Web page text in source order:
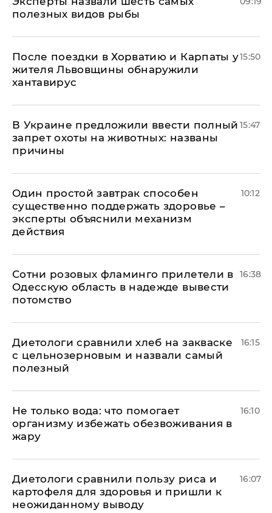
полезных видов рыбы
После поездки в Хорватию и Карпаты у
жителя Львовщины обнаружили
хантавирус
15:50
В Украине предложили ввести полный
запрет охоты на животных: названы
причины
15:47
Один простой завтрак способен
существенно поддержать здоровье –
эксперты объяснили механизм
действия
10:12
Сотни розовых фламинго прилетели в
Одесскую область в надежде вывести
потомство
16:38
Диетологи сравнили хлеб на закваске
с цельнозерновым и назвали самый
полезный
16:15
Не только вода: что помогает
организму избежать обезвоживания в
жару
16:10
Диетологи сравнили пользу риса и
картофеля для здоровья и пришли к
неожиданному выводу
16:07